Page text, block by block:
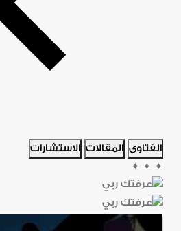
الفتاوى المقالات الاستشارات
✦
✦
✦